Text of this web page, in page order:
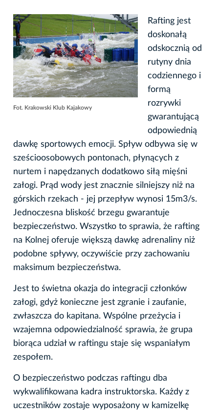
Fot. Krakowski Klub Kajakowy
Rafting jest
doskonałą
odskocznią od
rutyny dnia
codziennego i
formą
rozrywki
gwarantującą
odpowiednią
dawkę sportowych emocji. Spływ odbywa się w
sześcioosobowych pontonach, płynących z
nurtem i napędzanych dodatkowo siłą mięśni
załogi. Prąd wody jest znacznie silniejszy niż na
górskich rzekach - jej przepływ wynosi 15m3/s.
Jednoczesna bliskość brzegu gwarantuje
bezpieczeństwo. Wszystko to sprawia, że rafting
na Kolnej oferuje większą dawkę adrenaliny niż
podobne spływy, oczywiście przy zachowaniu
maksimum bezpieczeństwa.
Jest to świetna okazja do integracji członków
załogi, gdyż konieczne jest zgranie i zaufanie,
zwłaszcza do kapitana. Wspólne przeżycia i
wzajemna odpowiedzialność sprawia, że grupa
biorąca udział w raftingu staje się wspaniałym
zespołem.
O bezpieczeństwo podczas raftingu dba
wykwalifikowana kadra instruktorska. Każdy z
uczestników zostaje wyposażony w kamizelkę